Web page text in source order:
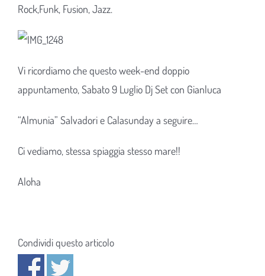
Rock,Funk, Fusion, Jazz.
Vi ricordiamo che questo week-end doppio
appuntamento, Sabato 9 Luglio Dj Set con Gianluca
“Almunia” Salvadori e Calasunday a seguire…
Ci vediamo, stessa spiaggia stesso mare!!
Aloha
Condividi questo articolo